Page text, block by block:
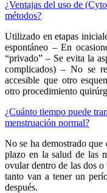
¿Ventajas del uso de
métodos?
Utilizado en etapas
espontáneo – En
“privado” – Se evita la
complicados) – No se
accesible que otro
otro procedimiento
¿Cuánto tiempo puede
menstruación normal?
No se ha demostrado
plazo en la salud de las
ovular dentro de las dos
tanto van a tener un
después.